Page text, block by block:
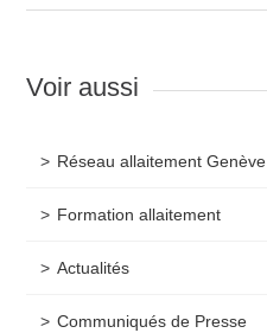
Voir aussi
Réseau allaitement Genève
Formation allaitement
Actualités
Communiqués de Presse